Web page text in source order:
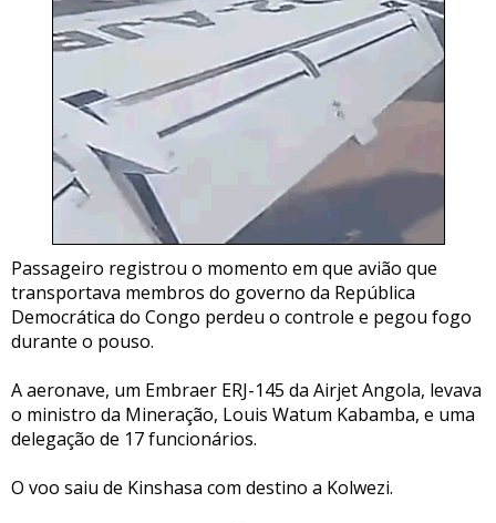
Passageiro registrou o momento em que avião que
transportava membros do governo da República
Democrática do Congo perdeu o controle e pegou fogo
durante o pouso.
A aeronave, um Embraer ERJ-145 da Airjet Angola, levava
o ministro da Mineração, Louis Watum Kabamba, e uma
delegação de 17 funcionários.
O voo saiu de Kinshasa com destino a Kolwezi.